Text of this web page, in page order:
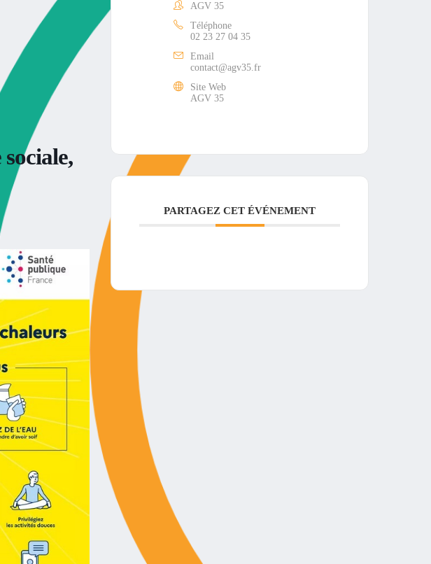
AGV 35
Téléphone
02 23 27 04 35
Email
contact@agv35.fr
Site Web
AGV 35
PARTAGEZ CET ÉVÉNEMENT